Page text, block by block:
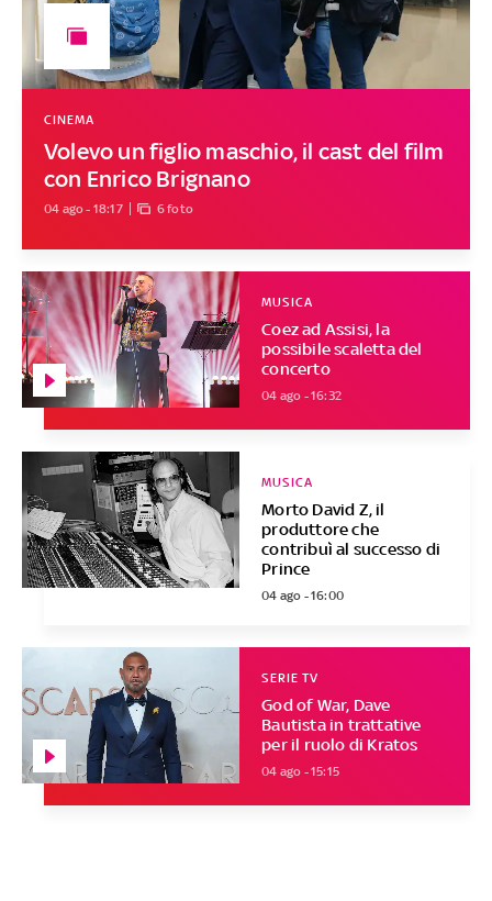
Volevo un figlio maschio, il cast del film
con Enrico Brignano
CINEMA
04 ago - 18:17 6 foto
Coez ad Assisi, la
possibile scaletta del
concerto
MUSICA
04 ago - 16:32
Morto David Z, il
produttore che
contribuì al successo di
Prince
MUSICA
04 ago - 16:00
God of War, Dave
Bautista in trattative
per il ruolo di Kratos
SERIE TV
04 ago - 15:15